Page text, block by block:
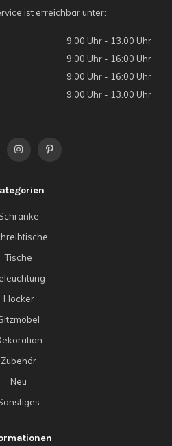
ist erreichbar unter:
9.00 Uhr - 13.00 Uhr
9:00 Uhr - 16:00 Uhr
9:00 Uhr - 16:00 Uhr
9.00 Uhr - 13.00 Uhr
Tische
Hocker
Zubehör
Neu